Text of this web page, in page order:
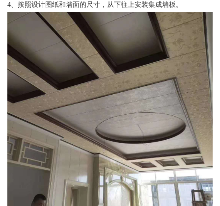
4、按照设计图纸和墙面的尺寸，从下往上安装集成墙板。